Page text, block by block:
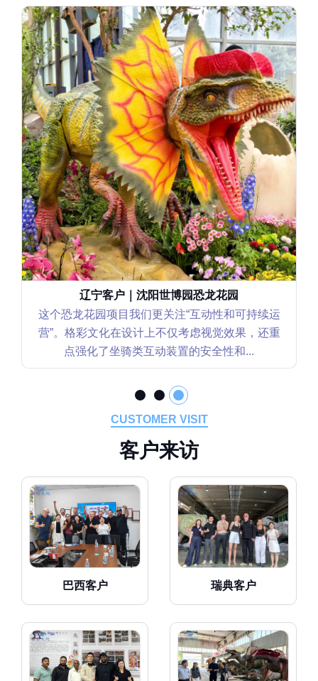
辽宁客户｜沈阳世博园恐龙花园
这个恐龙花园项目我们更关注“互动性和可持续运
营”。格彩文化在设计上不仅考虑视觉效果，还重
点强化了坐骑类互动装置的安全性和...
CUSTOMER VISIT
客户来访
巴西客户 瑞典客户